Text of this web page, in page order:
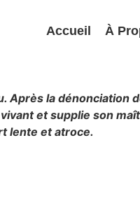
Accueil À
la dénonciation
et supplie son
lente et atroce.